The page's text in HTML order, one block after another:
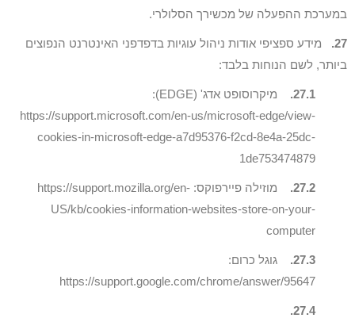
במערכת ההפעלה של מכשירך הסלולרי.
27.
מידע ספציפי אודות ניהול עוגיות בדפדפני האינטרנט הנפוצים
ביותר, לשם הנוחות בלבד:
27.1.
מיקרוסופט אדג' (EDGE):
https://support.microsoft.com/en-us/microsoft-edge/view-
cookies-in-microsoft-edge-a7d95376-f2cd-8e4a-25dc-
1de753474879
27.2.
מוזילה פיירפוקס: https://support.mozilla.org/en-
US/kb/cookies-information-websites-store-on-your-
computer
27.3.
גוגל כרום:
https://support.google.com/chrome/answer/95647
27.4.